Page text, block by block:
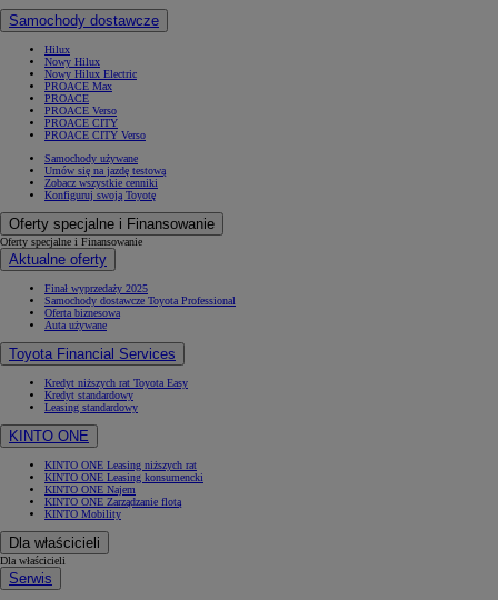
Samochody dostawcze
Hilux
Nowy Hilux
Nowy Hilux Electric
PROACE Max
PROACE
PROACE Verso
PROACE CITY
PROACE CITY Verso
Samochody używane
Umów się na jazdę testową
Zobacz wszystkie cenniki
Konfiguruj swoją Toyotę
Oferty specjalne i Finansowanie
Oferty specjalne i Finansowanie
Aktualne oferty
Finał wyprzedaży 2025
Samochody dostawcze Toyota Professional
Oferta biznesowa
Auta używane
Toyota Financial Services
Kredyt niższych rat Toyota Easy
Kredyt standardowy
Leasing standardowy
KINTO ONE
KINTO ONE Leasing niższych rat
KINTO ONE Leasing konsumencki
KINTO ONE Najem
KINTO ONE Zarządzanie flotą
KINTO Mobility
Dla właścicieli
Dla właścicieli
Serwis